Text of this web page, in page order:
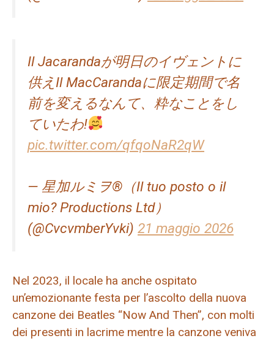
Il Jacarandaが明日のイヴェントに
供えIl MacCarandaに限定期間で名
前を変えるなんて、粋なことをし
ていたわ!
pic.twitter.com/qfqoNaR2qW
— 星加ルミヲ®（Il tuo posto o il
mio? Productions Ltd）
(@CvcvmberYvki) 21 maggio 2026
Nel 2023, il locale ha anche ospitato
un’emozionante festa per l’ascolto della nuova
canzone dei Beatles “Now And Then”, con molti
dei presenti in lacrime mentre la canzone veniva